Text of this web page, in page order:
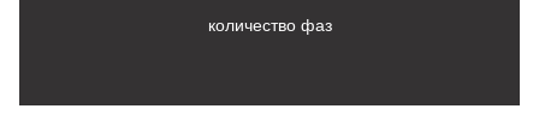
количество фаз